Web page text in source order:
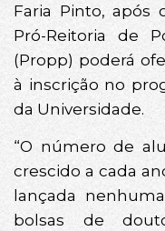
Faria Pinto, após
Pró-Reitoria de
(Propp) poderá
à inscrição no
da Universidade.
“O número de
crescido a cada
lançada
bolsas de